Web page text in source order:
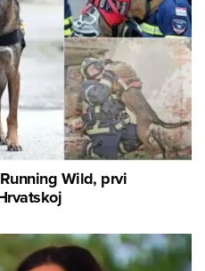
Wild, prvi